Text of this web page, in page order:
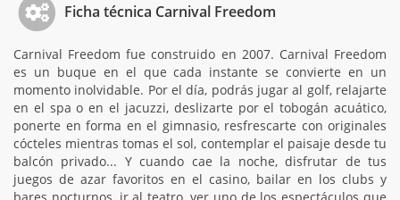
Ficha técnica Carnival Freedom
Carnival Freedom fue construido en 2007. Carnival Freedom
es un buque en el que cada instante se convierte en un
momento inolvidable. Por el día, podrás jugar al golf, relajarte
en el spa o en el jacuzzi, deslizarte por el tobogán acuático,
ponerte en forma en el gimnasio, resfrescarte con originales
cócteles mientras tomas el sol, contemplar el paisaje desde tu
balcón privado... Y cuando cae la noche, disfrutar de tus
juegos de azar favoritos en el casino, bailar en los clubs y